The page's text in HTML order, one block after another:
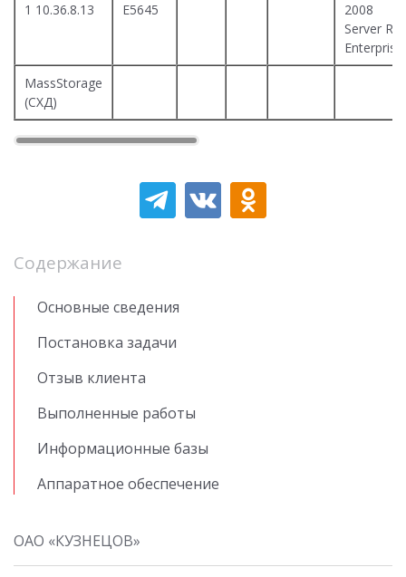
1 10.36.8.13
E5645
2008
Server R2
Enterprise
MassStorage
(СХД)
Содержание
Основные сведения
Постановка задачи
Отзыв клиента
Выполненные работы
Информационные базы
Аппаратное обеспечение
ОАО «КУЗНЕЦОВ»